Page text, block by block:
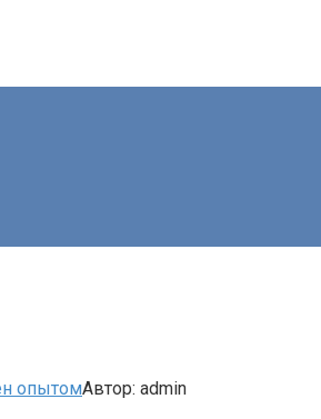
опытомАвтор: admin